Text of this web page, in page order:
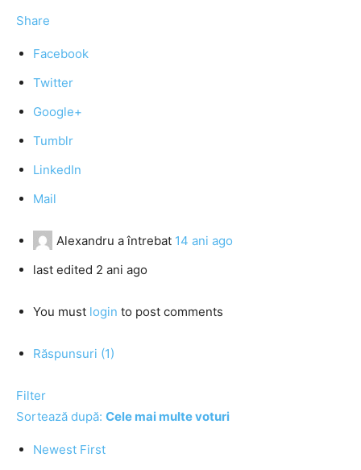
Share
Facebook
Twitter
Google+
Tumblr
LinkedIn
Mail
Alexandru a întrebat 14 ani ago
last edited 2 ani ago
You must login to post comments
Răspunsuri (1)
Filter
Sortează după: Cele mai multe voturi
Newest First